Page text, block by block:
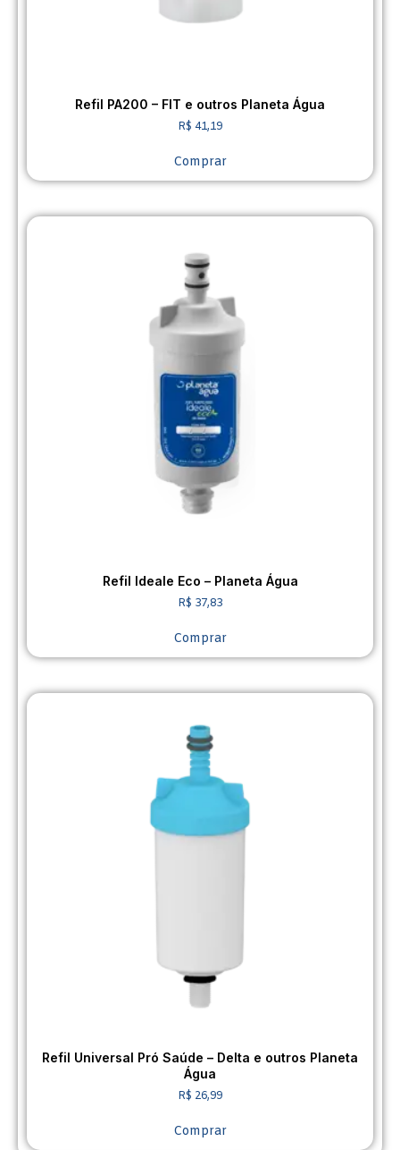
Refil PA200 – FIT e outros Planeta Água
R$ 41,19
Comprar
Refil Ideale Eco – Planeta Água
R$ 37,83
Comprar
Refil Universal Pró Saúde – Delta e outros Planeta
Água
R$ 26,99
Comprar